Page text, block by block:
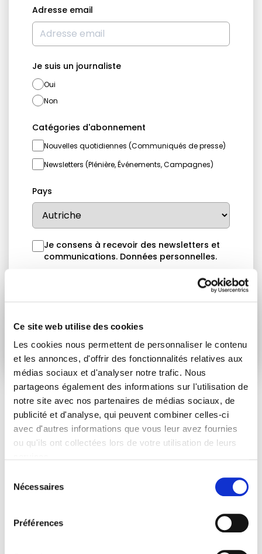
Ce site web utilise des cookies
Les cookies nous permettent de personnaliser le contenu
et les annonces, d'offrir des fonctionnalités relatives aux
médias sociaux et d'analyser notre trafic. Nous
partageons également des informations sur l'utilisation de
notre site avec nos partenaires de médias sociaux, de
publicité et d'analyse, qui peuvent combiner celles-ci
avec d'autres informations que vous leur avez fournies
ou qu'ils ont collectées lors de votre utilisation de leurs
Nécessaires
Préférences
Adresse email
Je suis un journaliste
Oui
Non
Catégories d'abonnement
Nouvelles quotidiennes (Communiqués de presse)
Newsletters (Plénière, Événements, Campagnes)
Pays
Je consens à recevoir des newsletters et
communications. Données personnelles.
Soumettre
ARTICLES LIÉS